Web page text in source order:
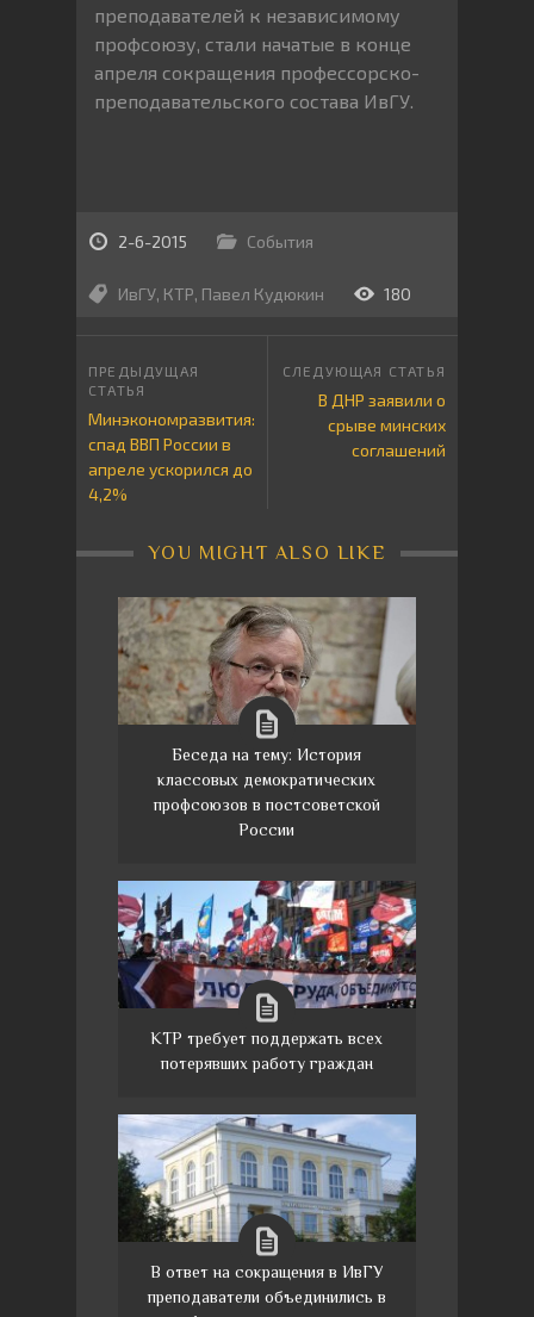
преподавателей к независимому
профсоюзу, стали начатые в конце
апреля сокращения профессорско-
преподавательского состава ИвГУ.
2-6-2015 События
ИвГУ, КТР, Павел Кудюкин 180
Минэкономразвития:
спад ВВП России в
апреле ускорился до
4,2%
В ДНР заявили о
срыве минских
соглашений
YOU MIGHT ALSO LIKE
Беседа на тему: История
классовых демократических
профсоюзов в постсоветской
России
КТР требует поддержать всех
потерявших работу граждан
В ответ на сокращения в ИвГУ
преподаватели объединились в